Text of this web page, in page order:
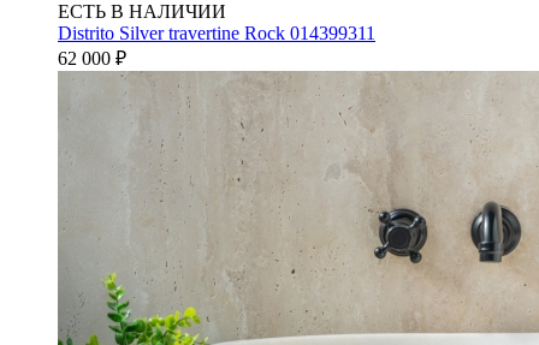
ЕСТЬ В НАЛИЧИИ
Distrito Silver travertine Rock 014399311
62 000 ₽